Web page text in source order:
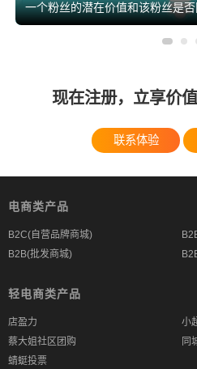
现在注册，立享价
联系体验
电商类产品
B2C(自营品牌商城)
B2B(批发商城)
轻电商类产品
店盈力
小
蔡大姐社区团购
同
蜻蜓投票